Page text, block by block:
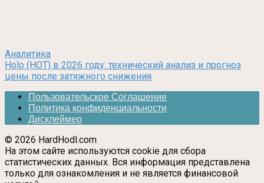
Аналитика
Holo (HOT) в 2026 году: технический анализ и прогноз
цены после затяжного снижения
Пользовательское Соглашение
Политика конфиденциальности
Дисклеймер
© 2026 HardHodl.com
На этом сайте используются cookie для сбора
статистических данных. Вся информация представлена
только для ознакомления и не является финансовой